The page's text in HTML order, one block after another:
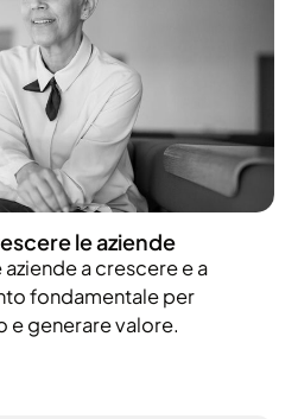
le aziende
aziende a crescere e a
fondamentale per
e generare valore.